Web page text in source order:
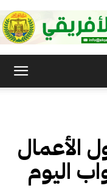
الأعمال
اليوم